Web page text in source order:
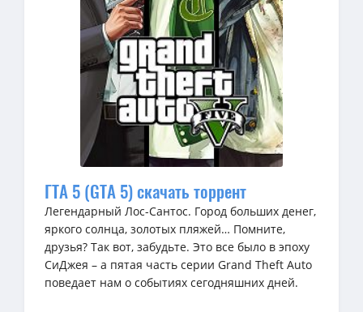
ГТА 5 (GTA 5) скачать торрент
Легендарный Лос-Сантос. Город больших денег,
яркого солнца, золотых пляжей… Помните,
друзья? Так вот, забудьте. Это все было в эпоху
СиДжея – а пятая часть серии Grand Theft Auto
поведает нам о событиях сегодняшних дней.